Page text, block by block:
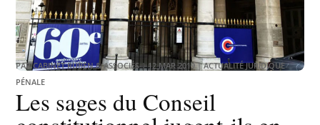
PARCABINET RUBEN & ASSOCIÉS|12 MAR 2019|ACTUALITÉ JURIDIQUE
PÉNALE
Les sages du Conseil